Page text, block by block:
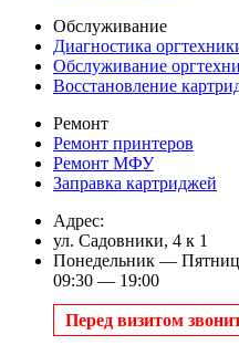
Обслуживание
Диагностика
Обслуживание
Восстановление
Ремонт
Ремонт принтеров
Ремонт МФУ
Заправка картриджей
Адрес:
ул. Садовники, 4 к 1
Понедельник —
09:30 — 19:00
Перед визитом